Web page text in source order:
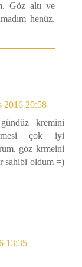
Göz altı ve
henüz.
2016 20:58
kremini
çok iyi
göz krmeini
sahibi oldum =)
13:35